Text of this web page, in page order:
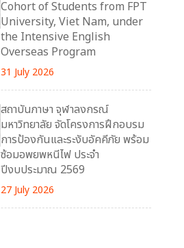
Cohort of Students from FPT
University, Viet Nam, under
the Intensive English
Overseas Program
31 July 2026
สถาบันภาษา จุฬาลงกรณ์
มหาวิทยาลัย จัดโครงการฝึกอบรม
การป้องกันและระงับอัคคีภัย พร้อม
ซ้อมอพยพหนีไฟ ประจำ
ปีงบประมาณ 2569
27 July 2026